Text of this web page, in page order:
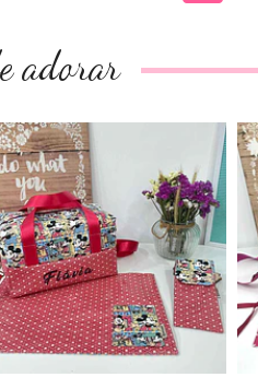
adorar
Conjunto Almoço
Personaliza...
74,00€